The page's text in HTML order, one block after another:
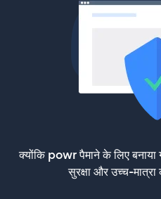
क्योंकि powr पैमाने के लिए बनाया
सुरक्षा और उच्च-मात्रा